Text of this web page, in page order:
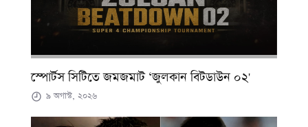
স্পোর্টস সিটিতে জমজমাট ‘জুলকান বিটডাউন ০২'
৯ অগাস্ট, ২০২৬